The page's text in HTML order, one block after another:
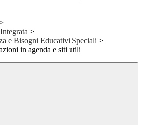
>
>
e Bisogni Educativi Speciali >
in agenda e siti utili